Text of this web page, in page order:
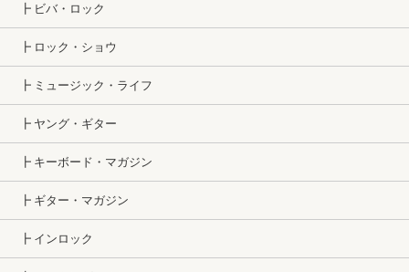
┣ ビバ・ロック
┣ ロック・ショウ
┣ ミュージック・ライフ
┣ ヤング・ギター
┣ キーボード・マガジン
┣ ギター・マガジン
┣ インロック